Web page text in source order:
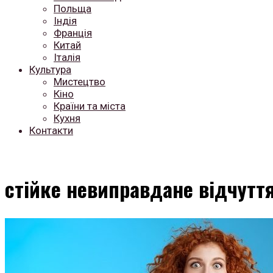
Польща
Індія
Франція
Китай
Італія
Культура
Мистецтво
Кіно
Країни та міста
Кухня
Контакти
стійке невиправдане